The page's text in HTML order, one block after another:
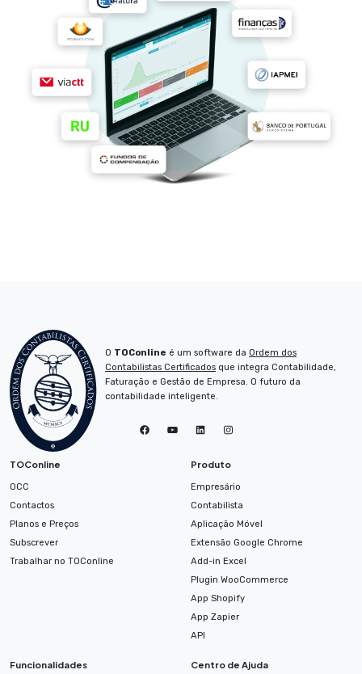
O TOConline é um software da Ordem dos
Contabilistas Certificados que integra Contabilidade,
Faturação e Gestão de Empresa. O futuro da
contabilidade inteligente.
TOConline
OCC
Contactos
Planos e Preços
Subscrever
Trabalhar no TOConline
Produto
Empresário
Contabilista
Aplicação Móvel
Extensão Google Chrome
Add-in Excel
Plugin WooCommerce
App Shopify
App Zapier
API
Funcionalidades Centro de Ajuda